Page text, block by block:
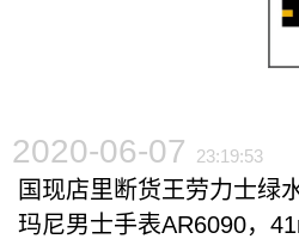
2020-06-07 23:19:53
国现店里断货王劳力士绿
玛尼男士手表AR6090，